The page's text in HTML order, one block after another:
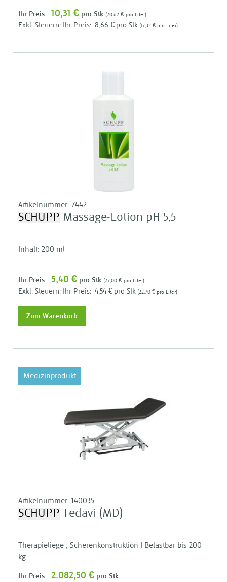
Ihr Preis: 10,31 € pro Stk 20,62 € pro Liter
Ihr Preis: 8,66 € pro Stk 17,32 € pro Liter
Artikelnummer: 7442
SCHUPP Massage-Lotion pH 5,5
Inhalt: 200 ml
Ihr Preis: 5,40 € pro Stk 27,00 € pro Liter
Ihr Preis: 4,54 € pro Stk 22,70 € pro Liter
Zum Warenkorb
Medizinprodukt
Artikelnummer: 140035
SCHUPP Tedavi (MD)
Therapieliege , Scherenkonstruktion I Belastbar bis 200
kg
Ihr Preis: 2.082,50 € pro Stk